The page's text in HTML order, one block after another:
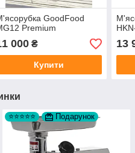
GoodFood
Premium
000₴
Купити
13
⭐⭐⭐⭐⭐ Подарунок